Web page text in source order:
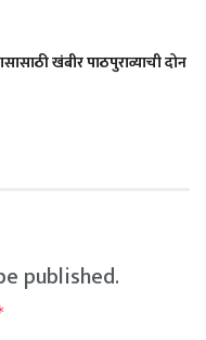
खंबीर पाठपुराव्याची दोन
published.